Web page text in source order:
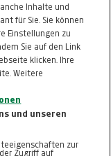
Inhalte und
für Sie. Sie können
Einstellungen zu
Sie auf den Link
klicken. Ihre
Weitere
und unseren
zur
Zugriff auf